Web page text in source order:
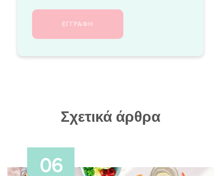
Σχετικά άρθρα
06